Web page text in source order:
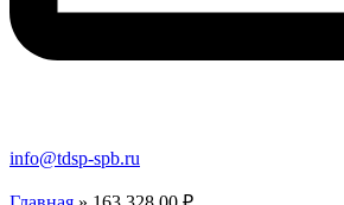
info@tdsp-spb.ru